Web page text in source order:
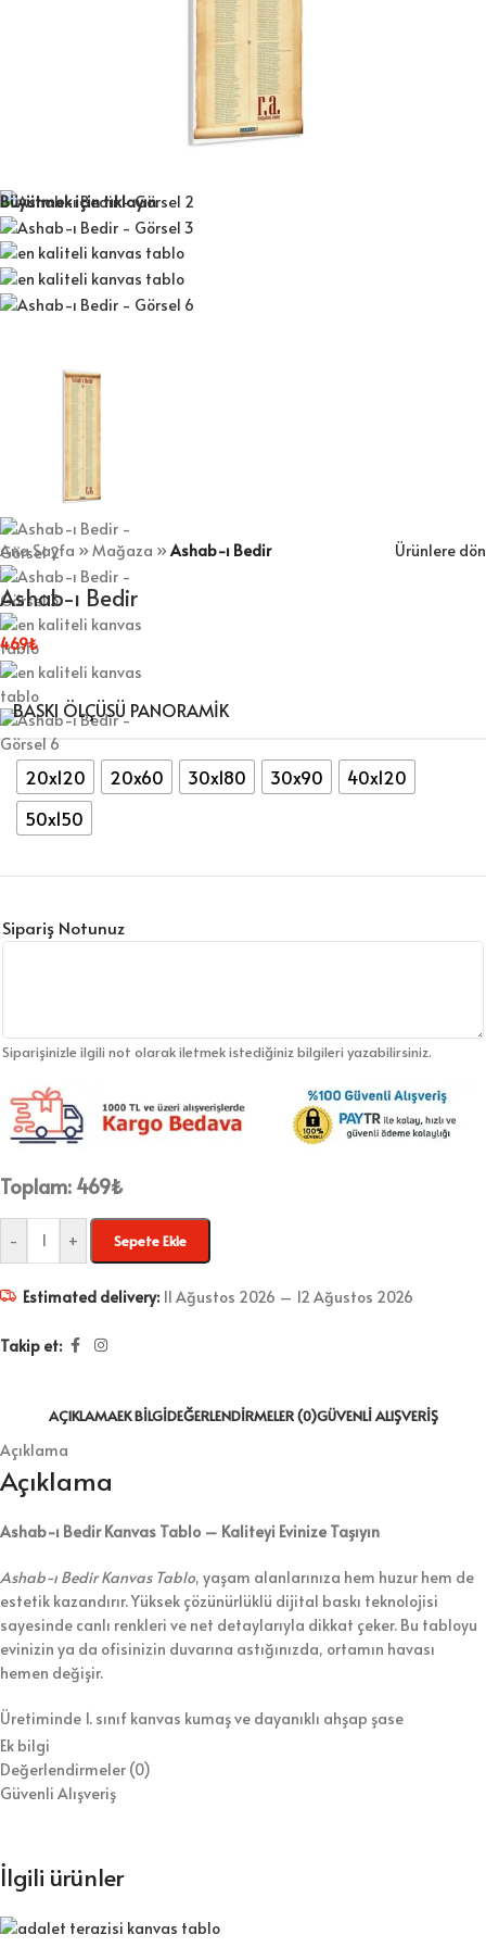
Büyütmek için tıklayın
Ana Sayfa »Mağaza »Ashab-ı Bedir Ürünlere dön
Ashab-ı Bedir
469₺
BASKI ÖLÇÜSÜ PANORAMIK
20x120 20x60 30x180 30x90
40x120
50x150
Sipariş Notunuz
Siparişinizle ilgili not olarak iletmek istediğiniz bilgileri yazabilirsiniz.
Toplam: 469₺
- + Sepete Ekle
Estimated delivery: 11 Ağustos 2026 – 12 Ağustos 2026
Takip et:
AÇIKLAMAEK BILGIDEĞERLENDIRMELER (0)GÜVENLI ALIŞVERIŞ
Açıklama
Açıklama
Ashab-ı Bedir Kanvas Tablo – Kaliteyi Evinize Taşıyın
Ashab-ı Bedir Kanvas Tablo, yaşam alanlarınıza hem huzur hem de
estetik kazandırır. Yüksek çözünürlüklü dijital baskı teknolojisi
sayesinde canlı renkleri ve net detaylarıyla dikkat çeker. Bu tabloyu
evinizin ya da ofisinizin duvarına astığınızda, ortamın havası
hemen değişir.
Üretiminde 1. sınıf kanvas kumaş ve dayanıklı ahşap şase
kullanıyoruz. Bununla birlikte, tabloyu koruyucu vernikle kaplayarak
hem temizlik kolaylığı hem de uzun ömür sağlıyoruz. Ürünü duvara
asılmaya hazır şekilde gönderiyoruz, böylece kurulumla zaman
⭐ Tablo Ürün Özellikleri:
Kaliteli dijital baskı ile canlı ve net görseller
Ek bilgi
Değerlendirmeler (0)
Güvenli Alışveriş
İlgili ürünler